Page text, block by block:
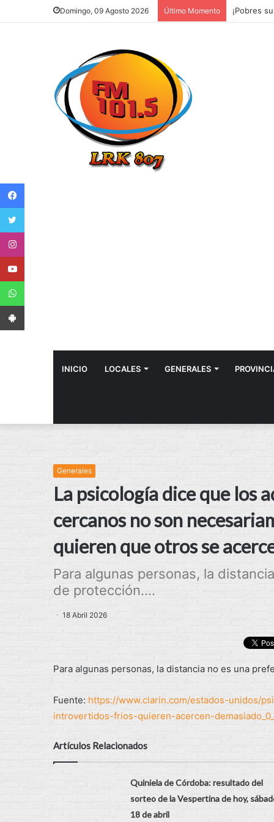
Domingo, 09 Agosto 2026 Último Momento Sáenz
INICIO LOCALES GENERALES
Generales
La psicología dice que los
cercanos no son
quieren que otros se
Para algunas personas, la
de protección....
18 Abril 2026
Para algunas personas, la distancia no es una
Fuente: https://www.clarin.com/estados-unidos/
introvertidos-frios-quieren-acercen-
Artículos Relacionados
Quiniela de Córdoba: resultado del
sorteo de la Vespertina de hoy,
18 de abril